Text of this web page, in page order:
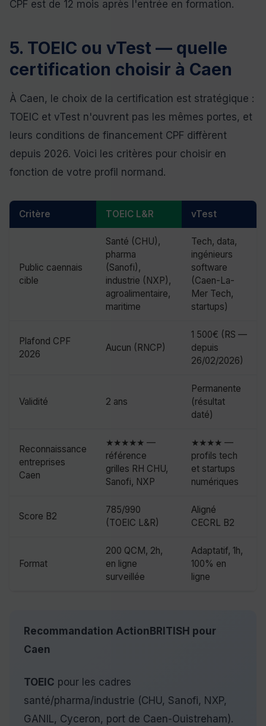
CPF est de 12 mois après l'entrée en formation.
5. TOEIC ou vTest — quelle
certification choisir à Caen
À Caen, le choix de la certification est stratégique :
TOEIC et vTest n'ouvrent pas les mêmes portes, et
leurs conditions de financement CPF diffèrent
depuis 2026. Voici les critères pour choisir en
fonction de votre profil normand.
Critère TOEIC L&R vTest
Public caennais
cible
Santé (CHU),
pharma
(Sanofi),
industrie (NXP),
agroalimentaire,
maritime
Tech, data,
ingénieurs
software
(Caen-La-
Mer Tech,
startups)
Plafond CPF
2026
Aucun (RNCP)
1 500€ (RS —
depuis
26/02/2026)
Validité 2 ans
Permanente
(résultat
daté)
Reconnaissance
entreprises
Caen
★★★★★ —
référence
grilles RH CHU,
Sanofi, NXP
★★★★ —
profils tech
et startups
numériques
Score B2
785/990
(TOEIC L&R)
Aligné
CECRL B2
Format
200 QCM, 2h,
en ligne
surveillée
Adaptatif, 1h,
100% en
ligne
Recommandation ActionBRITISH pour
Caen
TOEIC pour les cadres
santé/pharma/industrie (CHU, Sanofi, NXP,
GANIL, Cyceron, port de Caen-Ouistreham).